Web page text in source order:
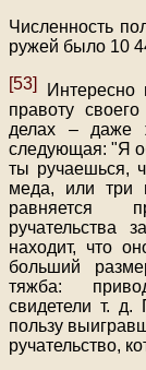
Численность
ружей было 10
[53]
Интересно
правоту
делах – даже
следующая: "Я
ты ручаешься,
меда, или три
равняется
ручательства
находит, что
больший
тяжба:
свидетели т.
пользу
ручательство,